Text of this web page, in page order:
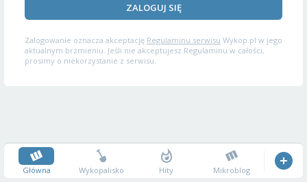
ZALOGUJ SIĘ
Zalogowanie oznacza akceptację Regulaminu serwisu Wykop.pl w jego
aktualnym brzmieniu. Jeśli nie akceptujesz Regulaminu w całości,
prosimy o niekorzystanie z serwisu.
Główna Wykopalisko Hity Mikroblog